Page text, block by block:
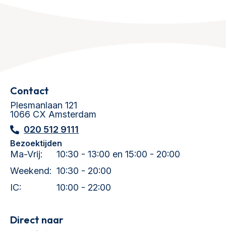
Contact
Plesmanlaan 121
1066 CX Amsterdam
020 512 9111
Bezoektijden
Ma-Vrij:
10:30 - 13:00 en 15:00 - 20:00
Weekend: 10:30 - 20:00
IC:
10:00 - 22:00
Direct naar